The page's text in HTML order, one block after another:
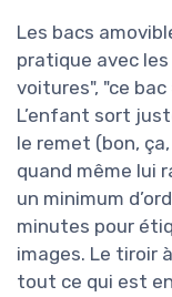
Les bacs
pratique avec
voitures", "ce bac
L’enfant sort
le remet (bon,
quand même lui
un minimum
minutes pour
images. Le tiroir
tout ce qui est